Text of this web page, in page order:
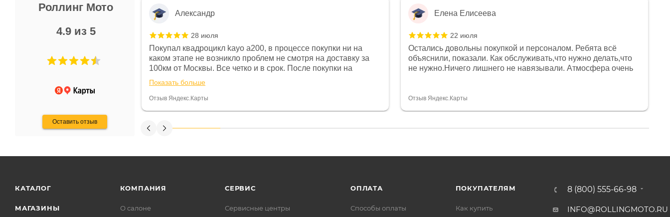
Роллинг Мото
4.9 из 5
Оставить отзыв
Не понравились условия
и дают только на год)
Александр
28 июля
Покупал квадроцикл kayo a200, в процессе покупки ни на
каком этапе не возникло проблем не смотря на доставку за
100км от Москвы. Все четко и в срок. После покупки на
спидометре всегда был 0, при этом представители магазина
постоянно были на связи и в итоге проблема была решена.
Считаю, что это говорит о небезразличии к клиенту после
Показать больше
Отзыв Яндекс.Карты
Елена Елисеева
22 июля
Остались довольны покупкой и персоналом. Ребята всё
объяснили, показали. Как обслуживать,что нужно делать,что
не нужно.Ничего лишнего не навязывали. Атмосфера очень
огромное спасибо Дмитрию, за клиентоориентированность и
Отзыв Яндекс.Карты
КАТАЛОГ
МАГАЗИНЫ
КОМПАНИЯ
О салоне
СЕРВИС
Сервисные центры
ОПЛАТА
Способы оплаты
ПОКУПАТЕЛЯМ
Как купить
8 (800) 555-66-98
INFO@ROLLINGMOTO.RU